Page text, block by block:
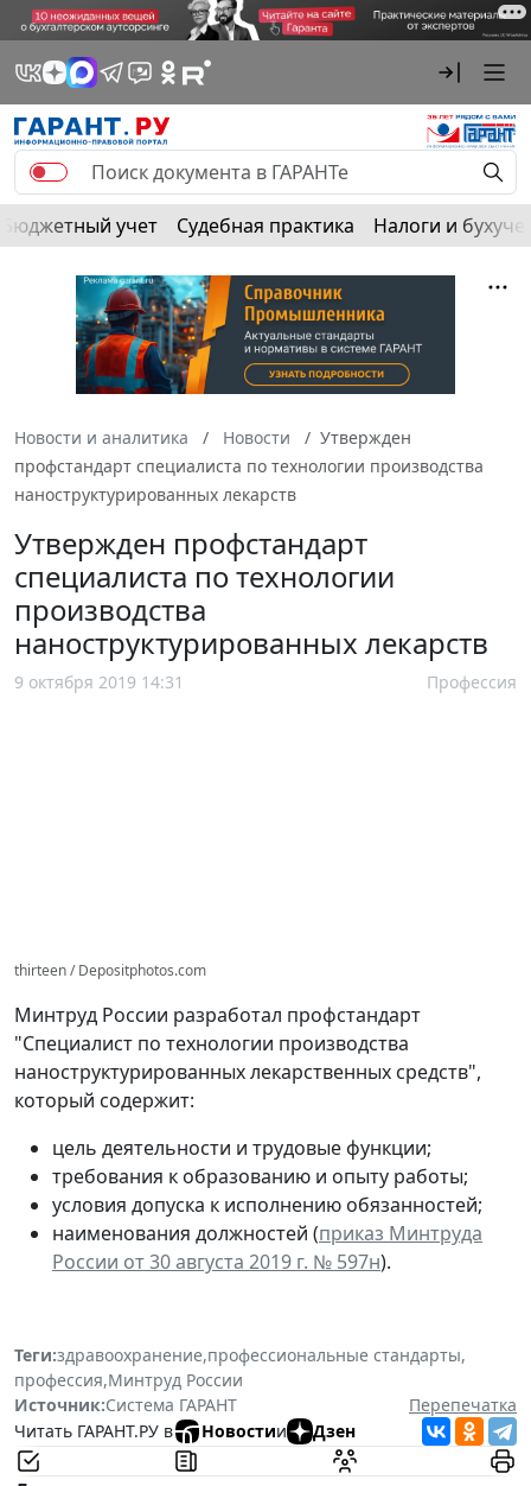
Бюджетный учет Судебная практика Налоги и
Новости и аналитика Новости
Утвержден
профстандарт специалиста по технологии производства
наноструктурированных лекарств
Утвержден профстандарт
специалиста по технологии
производства
наноструктурированных лекарств
9 октября 2019 14:31 Профессия
thirteen / Depositphotos.com
Минтруд России разработал профстандарт
"Специалист по технологии производства
наноструктурированных лекарственных средств",
который содержит:
цель деятельности и трудовые функции;
требования к образованию и опыту работы;
условия допуска к исполнению обязанностей;
наименования должностей (приказ Минтруда
России от 30 августа 2019 г. № 597н).
Теги:здравоохранение,профессиональные стандарты,
профессия,Минтруд России
Источник:Система ГАРАНТ
Перепечатка
Читать ГАРАНТ.РУ в
Новостии Дзен